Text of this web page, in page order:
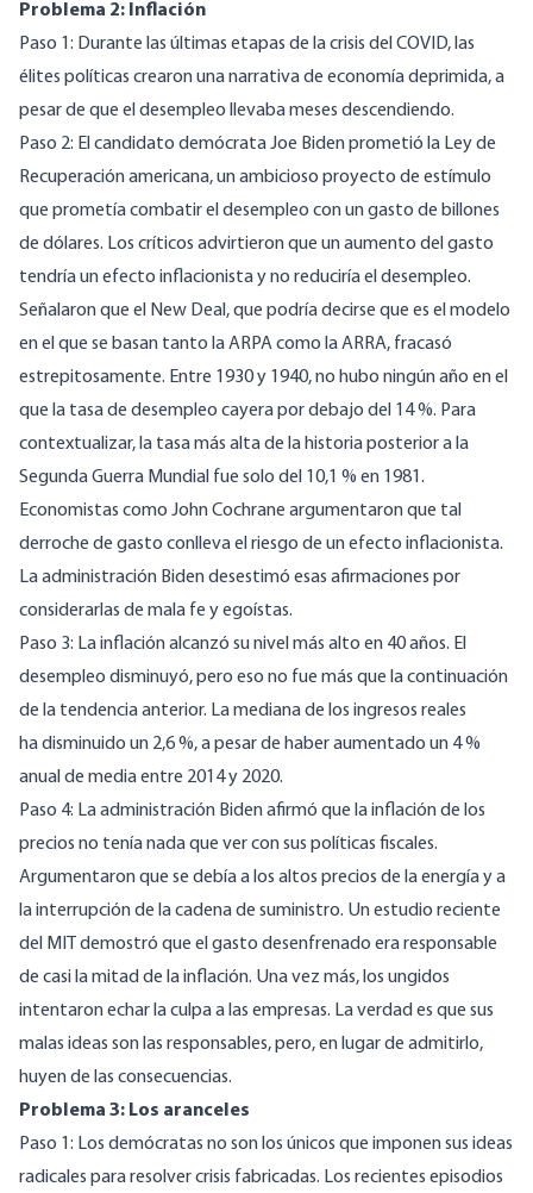
Problema 2: Inflación
Paso 1: Durante las últimas etapas de la crisis del COVID, las
élites políticas crearon una narrativa de economía deprimida, a
pesar de que el desempleo llevaba meses descendiendo.
Paso 2: El candidato demócrata Joe Biden prometió la Ley de
Recuperación americana, un ambicioso proyecto de estímulo
que prometía combatir el desempleo con un gasto de billones
de dólares. Los críticos advirtieron que un aumento del gasto
tendría un efecto inflacionista y no reduciría el desempleo.
Señalaron que el New Deal, que podría decirse que es el modelo
en el que se basan tanto la ARPA como la ARRA, fracasó
estrepitosamente. Entre 1930 y 1940, no hubo ningún año en el
que la tasa de desempleo cayera por debajo del 14%. Para
contextualizar, la tasa más alta de la historia posterior a la
Segunda Guerra Mundial fue solo del 10,1 % en 1981 .
Economistas como John Cochrane argumentaron que tal
derroche de gasto conlleva el riesgo de un efecto inflacionista.
La administración Biden desestimó esas afirmaciones por
considerarlas de mala fe y egoístas.
Paso 3: La inflación alcanzó su nivel más alto en 40 años. El
desempleo disminuyó, pero eso no fue más que la continuación
de la tendencia anterior. La mediana de los ingresos reales
hadisminuido un 2,6 %, a pesar de haber aumentado un 4 %
anual de media entre 2014 y 2020.
Paso 4: La administración Biden afirmó que la inflación de los
precios no tenía nada que ver con sus políticas fiscales.
Argumentaron que se debía a los altos precios de la energía y a
la interrupción de la cadena de suministro. Un estudio reciente
del MIT
demostró que el gasto desenfrenado era responsable
de casi la mitad de la inflación. Una vez más, los ungidos
intentaron echar la culpa a las empresas. La verdad es que sus
malas ideas son las responsables, pero, en lugar de admitirlo,
huyen de las consecuencias.
Problema 3: Los aranceles
Paso 1: Los demócratas no son los únicos que imponen sus ideas
radicales para resolver crisis fabricadas. Los recientes episodios